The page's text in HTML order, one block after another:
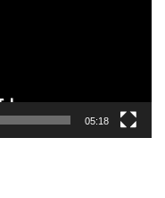
05:18